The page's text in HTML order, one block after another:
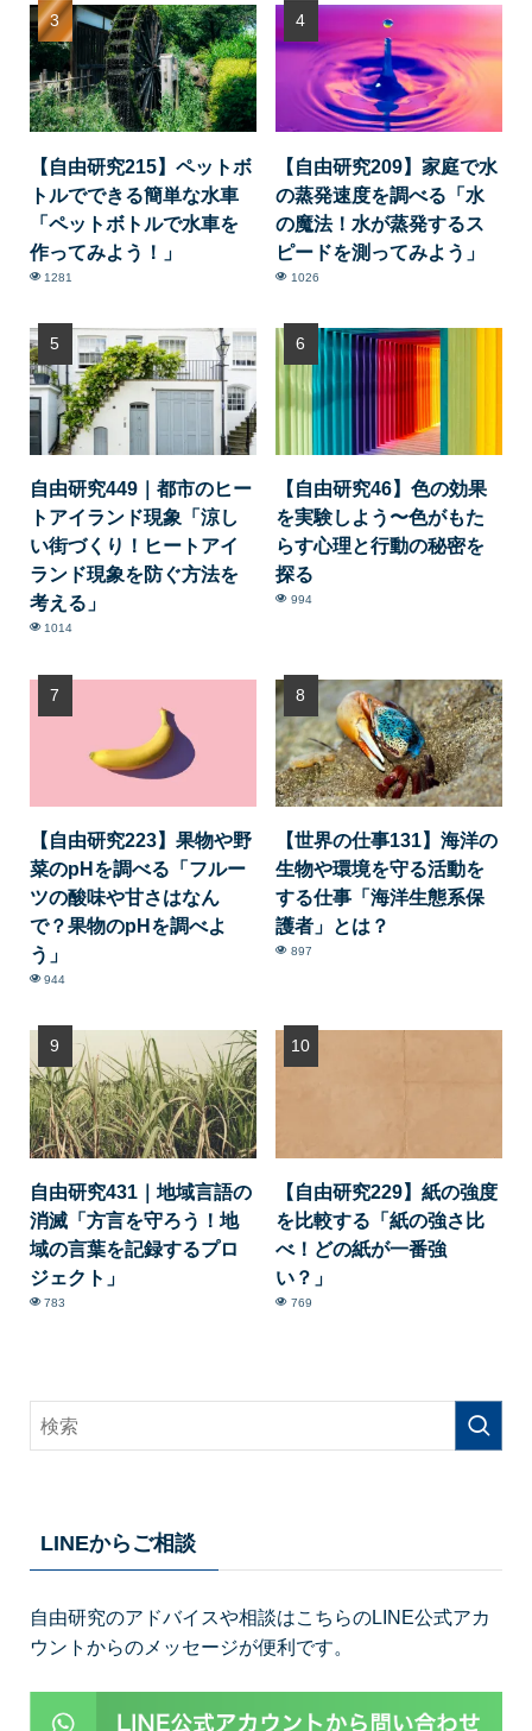
【自由研究215】ペットボ
トルでできる簡単な水車
「ペットボトルで水車を
作ってみよう！」
1281
【自由研究209】家庭で水
の蒸発速度を調べる「水
の魔法！水が蒸発するス
ピードを測ってみよう」
1026
自由研究449｜都市のヒー
トアイランド現象「涼し
い街づくり！ヒートアイ
ランド現象を防ぐ方法を
考える」
1014
【自由研究46】色の効果
を実験しよう〜色がもた
らす心理と行動の秘密を
探る
994
【自由研究223】果物や野
菜のpHを調べる「フルー
ツの酸味や甘さはなん
で？果物のpHを調べよ
う」
944
【世界の仕事131】海洋の
生物や環境を守る活動を
する仕事「海洋生態系保
護者」とは？
897
自由研究431｜地域言語の
消滅「方言を守ろう！地
域の言葉を記録するプロ
ジェクト」
783
【自由研究229】紙の強度
を比較する「紙の強さ比
べ！どの紙が一番強
い？」
769
LINEからご相談
自由研究のアドバイスや相談はこちらのLINE公式アカ
ウントからのメッセージが便利です。